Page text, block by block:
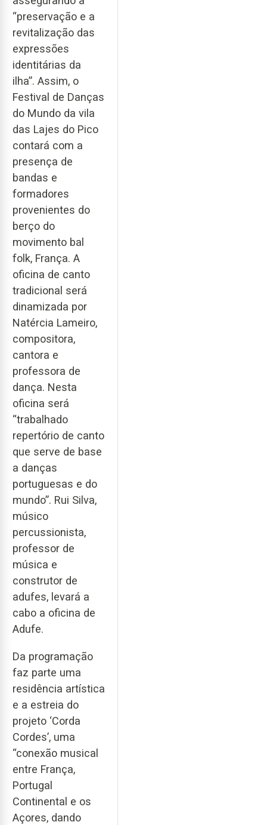
“preservação e a
revitalização das
expressões
identitárias da
ilha”. Assim, o
Festival de Danças
do Mundo da vila
das Lajes do Pico
contará com a
presença de
bandas e
formadores
provenientes do
berço do
movimento bal
folk, França. A
oficina de canto
tradicional será
dinamizada por
Natércia Lameiro,
compositora,
cantora e
professora de
dança. Nesta
oficina será
“trabalhado
repertório de canto
que serve de base
a danças
portuguesas e do
mundo”. Rui Silva,
músico
percussionista,
professor de
música e
construtor de
adufes, levará a
cabo a oficina de
Adufe.
Da programação
faz parte uma
residência artística
e a estreia do
projeto ‘Corda
Cordes’, uma
“conexão musical
entre França,
Portugal
Continental e os
Açores, dando